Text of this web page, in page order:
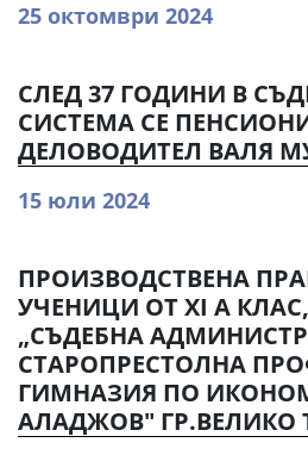
25 октомври 2024
СЛЕД 37 ГОДИНИ В
СИСТЕМА СЕ
ДЕЛОВОДИТЕЛ ВАЛЯ
15 юли 2024
ПРОИЗВОДСТВЕНА
УЧЕНИЦИ ОТ ХI А
„СЪДЕБНА
СТАРОПРЕСТОЛНА
ГИМНАЗИЯ ПО
АЛАДЖОВ" ГР.ВЕЛИКО